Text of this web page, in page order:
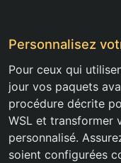
Personnalisez
Pour ceux qui
jour vos paquets
procédure décrite
WSL et transformer
personnalisé.
soient configurées